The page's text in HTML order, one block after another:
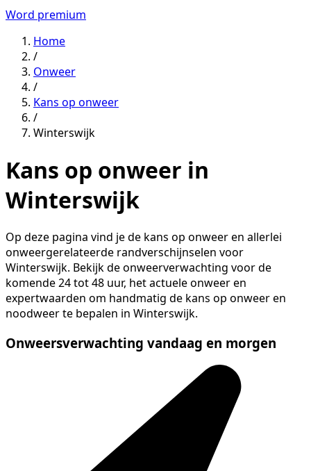
Word premium
Home
/
Onweer
/
Kans op onweer
/
Winterswijk
Kans op onweer in
Winterswijk
Op deze pagina vind je de kans op onweer en allerlei
onweergerelateerde randverschijnselen voor
Winterswijk. Bekijk de onweerverwachting voor de
komende 24 tot 48 uur, het actuele onweer en
expertwaarden om handmatig de kans op onweer en
noodweer te bepalen in Winterswijk.
Onweersverwachting vandaag en morgen